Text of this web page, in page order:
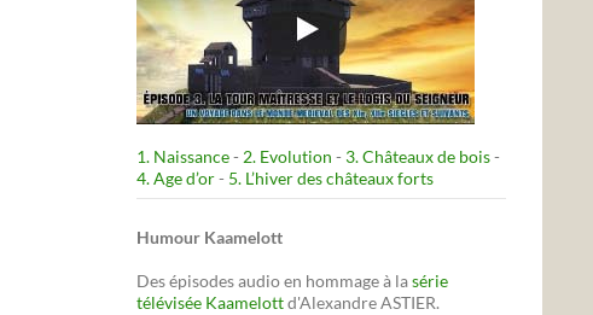
1. Naissance- 2. Evolution - 3. Châteaux de bois-
4. Age d’or- 5. L’hiver des châteaux forts
Humour Kaamelott
Des épisodes audio en hommage à lasérie
télévisée Kaamelottd'Alexandre ASTIER.